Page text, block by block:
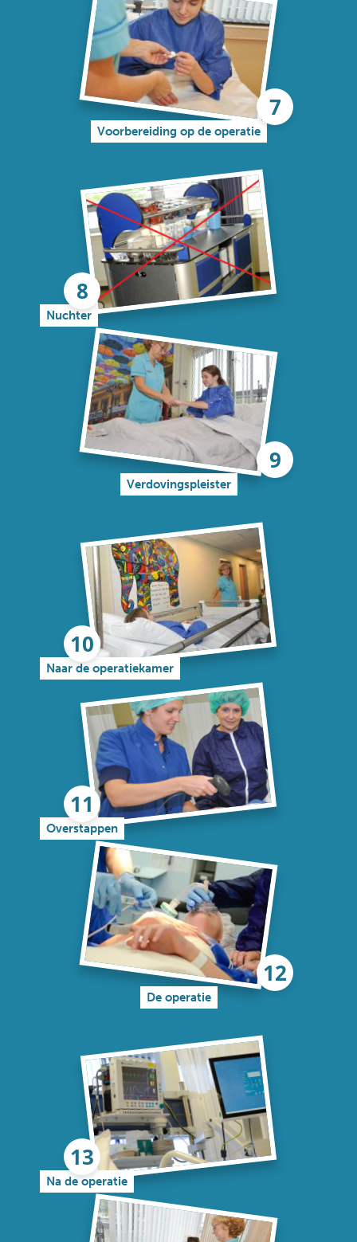
Voorbereiding op de operatie
Nuchter
Verdovingspleister
Naar de operatiekamer
Overstappen
De operatie
Na de operatie